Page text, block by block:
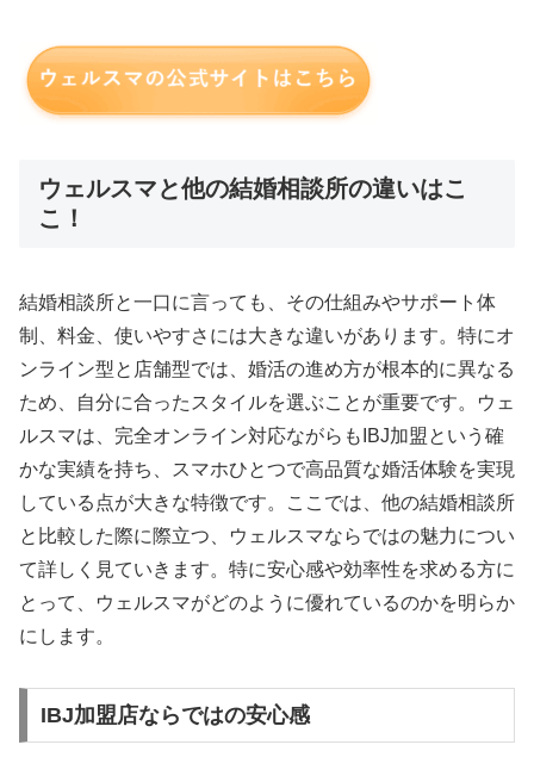
ウェルスマと他の結婚相談所の違いはこ
こ！
結婚相談所と一口に言っても、その仕組みやサポート体
制、料金、使いやすさには大きな違いがあります。特にオ
ンライン型と店舗型では、婚活の進め方が根本的に異なる
ため、自分に合ったスタイルを選ぶことが重要です。ウェ
ルスマは、完全オンライン対応ながらもIBJ加盟という確
かな実績を持ち、スマホひとつで高品質な婚活体験を実現
している点が大きな特徴です。ここでは、他の結婚相談所
と比較した際に際立つ、ウェルスマならではの魅力につい
て詳しく見ていきます。特に安心感や効率性を求める方に
とって、ウェルスマがどのように優れているのかを明らか
にします。
IBJ加盟店ならではの安心感